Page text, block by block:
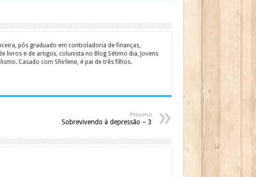
pós graduado em controladoria de finanças,
livros e de artigos, colunista no Blog Sétimo dia, Jovens
Casado com Shirlene, é pai de três filhos.
Próximo
Sobrevivendo à depressão – 3